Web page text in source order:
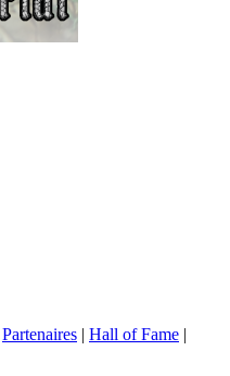
Partenaires | Hall of Fame |